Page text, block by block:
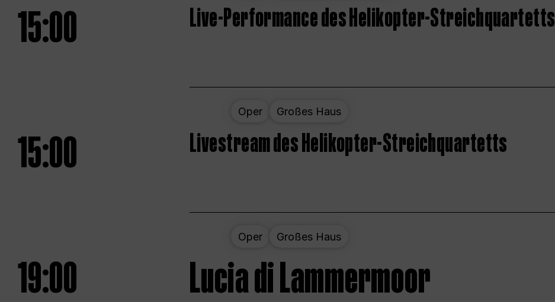
15:00 Live-Performance des Helikopter-Streichquartetts
Oper Großes Haus
15:00 Livestream des Helikopter-Streichquartetts
Oper Großes Haus
19:00 Lucia di Lammermoor